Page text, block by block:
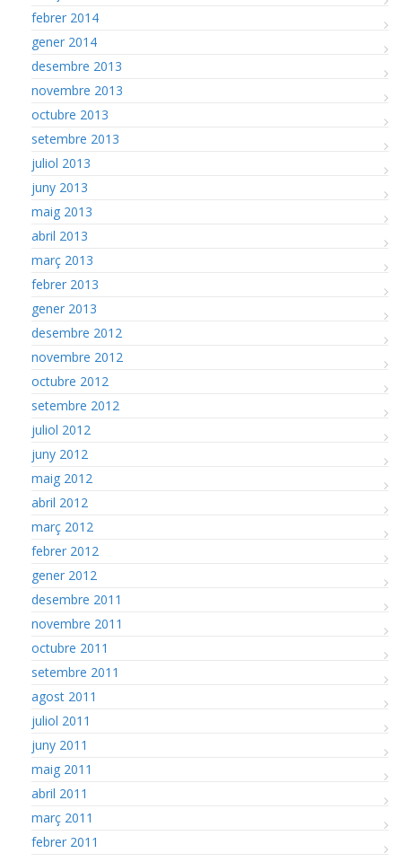
febrer 2014
gener 2014
desembre 2013
novembre 2013
octubre 2013
setembre 2013
juliol 2013
juny 2013
maig 2013
abril 2013
març 2013
febrer 2013
gener 2013
desembre 2012
novembre 2012
octubre 2012
setembre 2012
juliol 2012
juny 2012
maig 2012
abril 2012
març 2012
febrer 2012
gener 2012
desembre 2011
novembre 2011
octubre 2011
setembre 2011
agost 2011
juliol 2011
juny 2011
maig 2011
abril 2011
març 2011
febrer 2011